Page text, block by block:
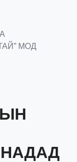
МОД